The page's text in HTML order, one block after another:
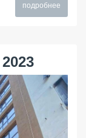
подробнее